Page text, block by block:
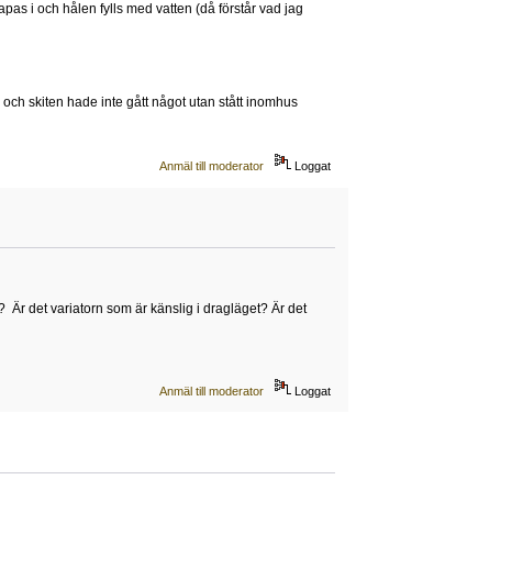
i och hålen fylls med vatten (då förstår vad jag
skiten hade inte gått något utan stått inomhus
Anmäl till moderator
Loggat
Är det variatorn som är känslig i dragläget? Är det
Anmäl till moderator Loggat